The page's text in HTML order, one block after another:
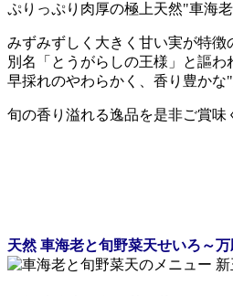
ぷりっぷり肉厚の極上天然"車海
みずみずしく大きく甘い実が特徴
別名「とうがらしの王様」と謳
早採れのやわらかく、香り豊か
旬の香り溢れる逸品を是非ご賞味
天然 車海老と旬野菜天せいろ ～